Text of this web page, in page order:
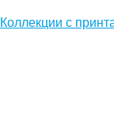
Коллекции с